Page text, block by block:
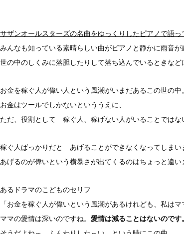
サザンオールスターズの名曲をゆっくりしたピアノで語っ
みんなも知っている素晴らしい曲がピアノと静かに雨音が
世の中のしくみに落胆したりして落ち込んでいるときな
お金を稼ぐ人が偉い人という風潮がいまだあるこの世の中
お金はツールでしかないといううえに、
ただ、役割として 稼ぐ人、稼げない人がいることではな
稼ぐ人ばっかりだと あげることができなくなってしまい
あげるのが偉いという横暴さが出てくるのはちょっと違い
あるドラマのこどものセリフ
「お金を稼ぐ人が偉いという風潮があるけれども、私は
ママの愛情は深いのですね。 愛情は減ることはないのです。